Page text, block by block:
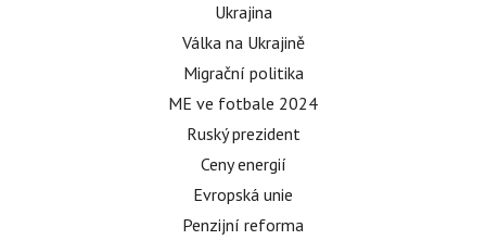
Ukrajina
Válka na Ukrajině
Migrační politika
ME ve fotbale 2024
Ruský prezident
Ceny energií
Evropská unie
Penzijní reforma